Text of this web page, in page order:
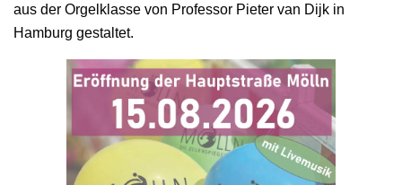
aus der Orgelklasse von Professor Pieter van Dijk in
Hamburg gestaltet.